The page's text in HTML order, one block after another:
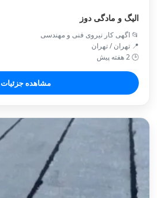
الیگ و مادگی دوز
📂 اگهی کار نیروی فنی و مهندسی
📍 تهران / تهران
🕒 2 هفته پیش
مشاهده جزئیات